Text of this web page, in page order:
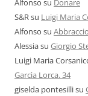
Alfonso su Donare
S&Rsu Luigi Maria
Alfonso su Abbraccio
Alessiasu Giorgio
Luigi Maria
Garcìa Lorca. 34
giselda pontesillisu